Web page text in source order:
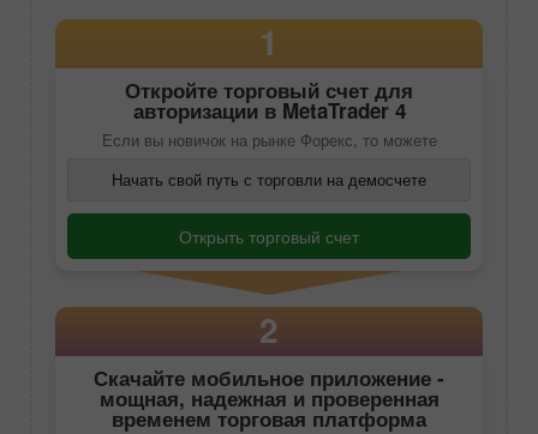
1
Откройте торговый счет для
авторизации в MetaTrader 4
Если вы новичок на рынке Форекс, то можете
Начать свой путь с торговли на демосчете
Открыть торговый счет
2
Скачайте мобильное приложение -
мощная, надежная и проверенная
временем торговая платформа